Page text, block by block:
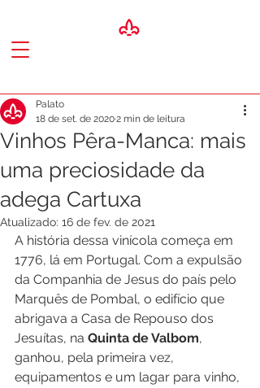
Vinhos Pêra-Manca: mais
uma preciosidade da
adega Cartuxa
Palato
18 de set. de 20202 min de leitura
Atualizado: 16 de fev. de 2021
A história dessa vinícola começa em
1776, lá em Portugal. Com a expulsão
da Companhia de Jesus do país pelo
Marquês de Pombal, o edifício que
abrigava a Casa de Repouso dos
Jesuítas, na Quinta de Valbom,
ganhou, pela primeira vez,
equipamentos e um lagar para vinho,